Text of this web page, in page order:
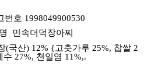
번호 1998049900530
민속더덕장아찌
(국산) 12% {고춧가루 25%, 찹쌀2
수 27%, 천일염 11%,.